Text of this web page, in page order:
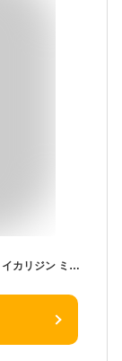
スキンベープ 天使のスキンベープ 虫除けスプレー イカリジン ミストタイプ 60ml プレミアム NHKいないいないばあっ! ワンワン ぽぅぽ トコジラミ適用